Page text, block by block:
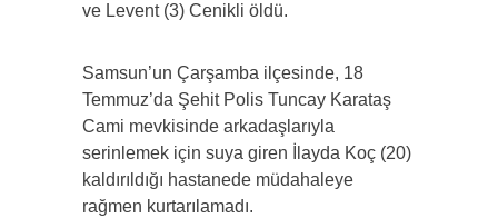
ve Levent (3) Cenikli öldü.
Samsun’un Çarşamba ilçesinde, 18
Temmuz’da Şehit Polis Tuncay Karataş
Cami mevkisinde arkadaşlarıyla
serinlemek için suya giren İlayda Koç (20)
kaldırıldığı hastanede müdahaleye
rağmen kurtarılamadı.